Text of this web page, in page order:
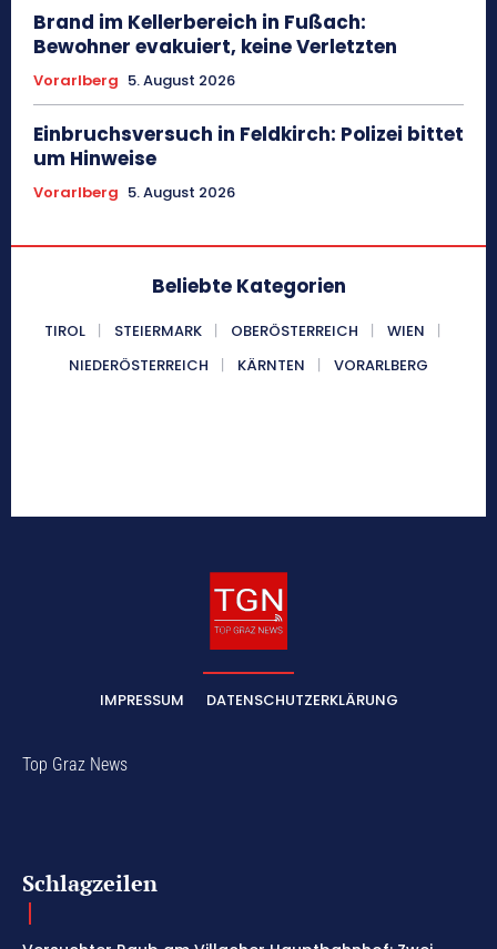
Brand im Kellerbereich in Fußach:
Bewohner evakuiert, keine Verletzten
Vorarlberg 5. August 2026
Einbruchsversuch in Feldkirch: Polizei bittet
um Hinweise
Vorarlberg 5. August 2026
Beliebte Kategorien
TIROL STEIERMARK OBERÖSTERREICH
WIEN
NIEDERÖSTERREICH
KÄRNTEN VORARLBERG
IMPRESSUM DATENSCHUTZERKLÄRUNG
Top Graz News
Schlagzeilen